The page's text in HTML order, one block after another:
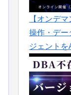
【オンデ
操作・デー
ジェント